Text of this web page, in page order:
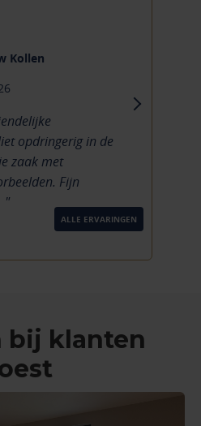
Kollen
opdringerig in de
zaak met
Fijn
next
ALLE ERVARINGEN
bij klanten